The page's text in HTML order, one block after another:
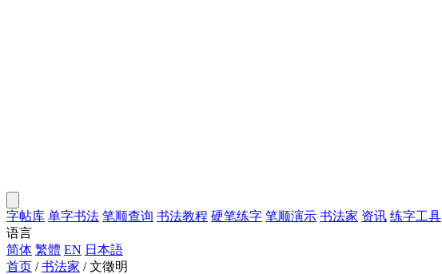
字帖库 单字书法 笔顺查询 书法教程 硬笔练字 笔顺演示 书法家 资讯 练字工具
语言
简体 繁體 EN 日本語
首页 / 书法家 / 文徵明